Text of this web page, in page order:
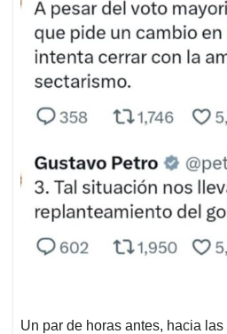
Un par de horas antes, hacia